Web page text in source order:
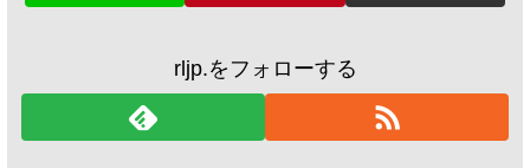
rljp.をフォローする